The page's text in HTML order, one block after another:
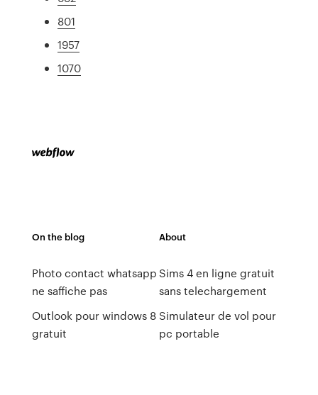
801
1957
1070
On the blog
Photo contact whatsapp
ne saffiche pas
Outlook pour windows 8
gratuit
About
Sims 4 en ligne gratuit
sans telechargement
Simulateur de vol pour
pc portable